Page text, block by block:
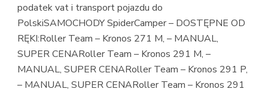
podatek vat i transport pojazdu do
PolskiSAMOCHODY SpiderCamper – DOSTĘPNE OD
RĘKI:Roller Team – Kronos 271 M, – MANUAL,
SUPER CENARoller Team – Kronos 291 M, –
MANUAL, SUPER CENARoller Team – Kronos 291 P,
– MANUAL, SUPER CENARoller Team – Kronos 291